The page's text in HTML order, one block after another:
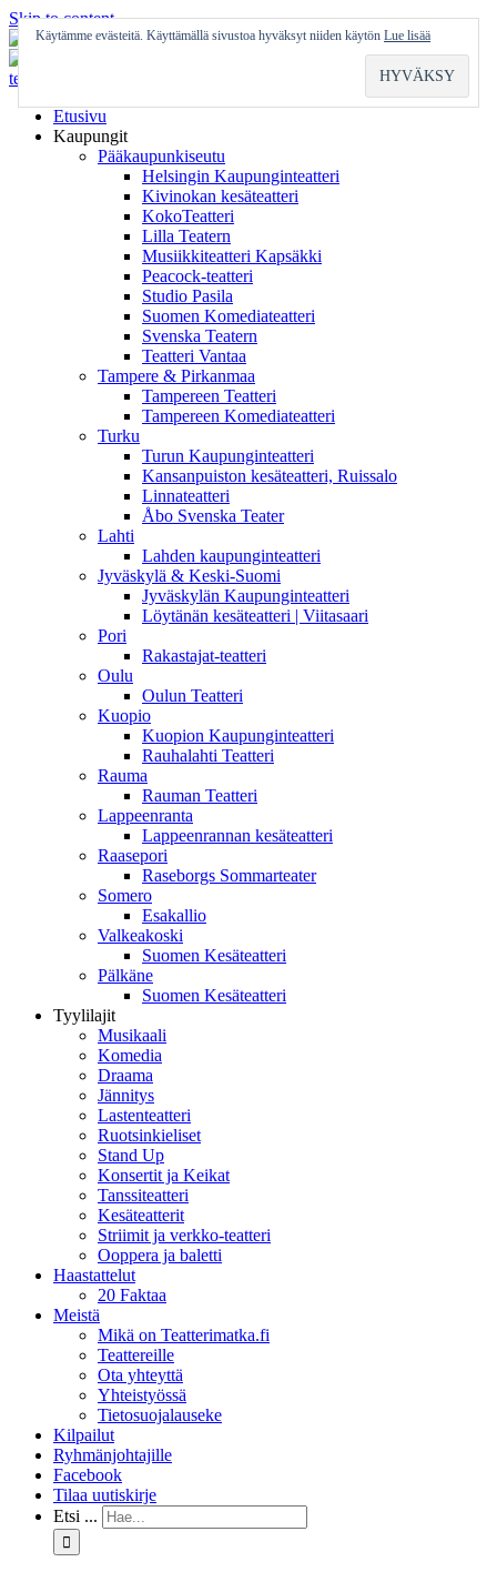
Skip to content
Etusivu
Kaupungit
Pääkaupunkiseutu
Helsingin Kaupunginteatteri
Kivinokan kesäteatteri
KokoTeatteri
Lilla Teatern
Musiikkiteatteri Kapsäkki
Peacock-teatteri
Studio Pasila
Suomen Komediateatteri
Svenska Teatern
Teatteri Vantaa
Tampere & Pirkanmaa
Tampereen Teatteri
Tampereen Komediateatteri
Turku
Turun Kaupunginteatteri
Kansanpuiston kesäteatteri, Ruissalo
Linnateatteri
Åbo Svenska Teater
Lahti
Lahden kaupunginteatteri
Jyväskylä & Keski-Suomi
Jyväskylän Kaupunginteatteri
Löytänän kesäteatteri | Viitasaari
Pori
Rakastajat-teatteri
Oulu
Oulun Teatteri
Kuopio
Kuopion Kaupunginteatteri
Rauhalahti Teatteri
Rauma
Rauman Teatteri
Lappeenranta
Lappeenrannan kesäteatteri
Raasepori
Raseborgs Sommarteater
Somero
Esakallio
Valkeakoski
Suomen Kesäteatteri
Pälkäne
Suomen Kesäteatteri
Tyylilajit
Musikaali
Komedia
Draama
Jännitys
Lastenteatteri
Ruotsinkieliset
Stand Up
Konsertit ja Keikat
Tanssiteatteri
Kesäteatterit
Striimit ja verkko-teatteri
Ooppera ja baletti
Haastattelut
20 Faktaa
Meistä
Mikä on Teatterimatka.fi
Teattereille
Ota yhteyttä
Yhteistyössä
Tietosuojalauseke
Kilpailut
Ryhmänjohtajille
Facebook
Tilaa uutiskirje
Etsi ...
Käytämme evästeitä. Käyttämällä sivustoa hyväksyt niiden käytön Lue lisää